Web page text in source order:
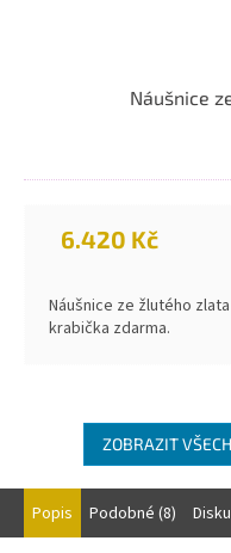
Náušnice
6.420 Kč
Náušnice ze žlutého
krabička zdarma.
ZOBRAZIT
Popis Podobné (8)